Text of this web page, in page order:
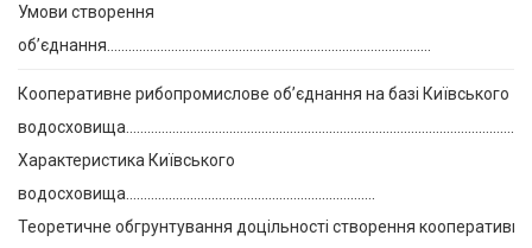
Умови створення
об’єднання……………………………………………………………………………….
Кооперативне рибопромислове об’єднання на базі Київського
Характеристика Київського
водосховища…………………………………………………………….
Теоретичне обгрунтування доцільності створення